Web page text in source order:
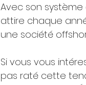
Avec son système
attire chaque
une société
Si vous vous
pas raté cette